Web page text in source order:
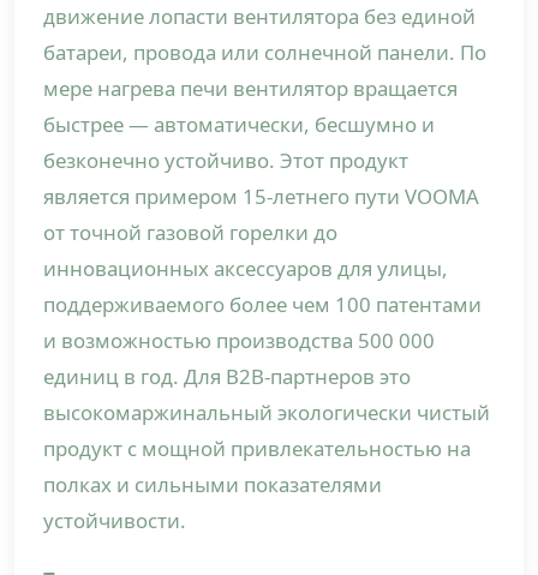
движение лопасти вентилятора без единой
батареи, провода или солнечной панели. По
мере нагрева печи вентилятор вращается
быстрее — автоматически, бесшумно и
безконечно устойчиво. Этот продукт
является примером 15-летнего пути VOOMA
от точной газовой горелки до
инновационных аксессуаров для улицы,
поддерживаемого более чем 100 патентами
и возможностью производства 500 000
единиц в год. Для B2B-партнеров это
высокомаржинальный экологически чистый
продукт с мощной привлекательностью на
полках и сильными показателями
устойчивости.